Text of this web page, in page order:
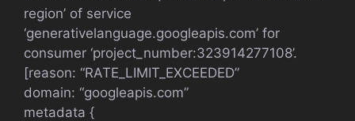
region’ of service
‘generativelanguage.googleapis.com’ for
consumer ‘project_number:323914277108’.
[reason: “RATE_LIMIT_EXCEEDED”
domain: “googleapis.com”
metadata {